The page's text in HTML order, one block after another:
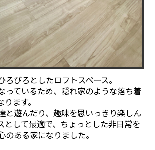
ろびろとしたロフトスペース。
っているため、隠れ家のような落ち着
ます。
と遊んだり、趣味を思いっきり楽しん
として最適で、ちょっとした非日常を
のある家になりました。